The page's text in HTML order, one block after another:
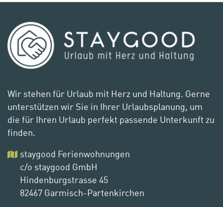
Wir stehen für Urlaub mit Herz und Haltung. Gerne
unterstützen wir Sie in Ihrer Urlaubsplanung, um
die für Ihren Urlaub perfekt passende Unterkunft zu
finden.
staygood Ferienwohnungen
c/o staygood GmbH
Hindenburgstrasse 45
82467 Garmisch-Partenkirchen